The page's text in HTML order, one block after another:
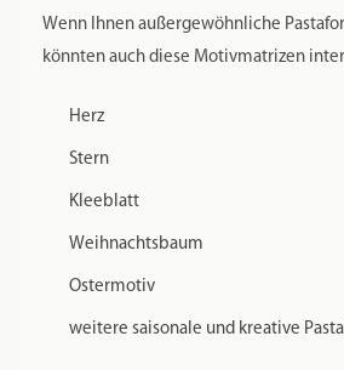
Wenn Ihnen außergewöhnliche
könnten auch diese Motivmatrizen
Herz
Stern
Kleeblatt
Weihnachtsbaum
Ostermotiv
weitere saisonale und kreative